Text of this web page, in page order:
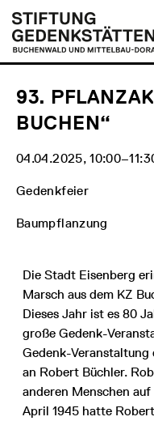
zum
Inhalt
Stiftung
Gedenkstätten
Buchenwald
und
Mittelbau-
93.
BUCHEN“
04.04.2025,
Gedenkfeier
Baumpflanzung
Die Stadt Eisenberg
Marsch aus dem KZ
Dieses Jahr ist es 80
große Gedenk-
Gedenk-Veranstaltung
an Robert Büchler.
anderen Menschen auf
April 1945 hatte